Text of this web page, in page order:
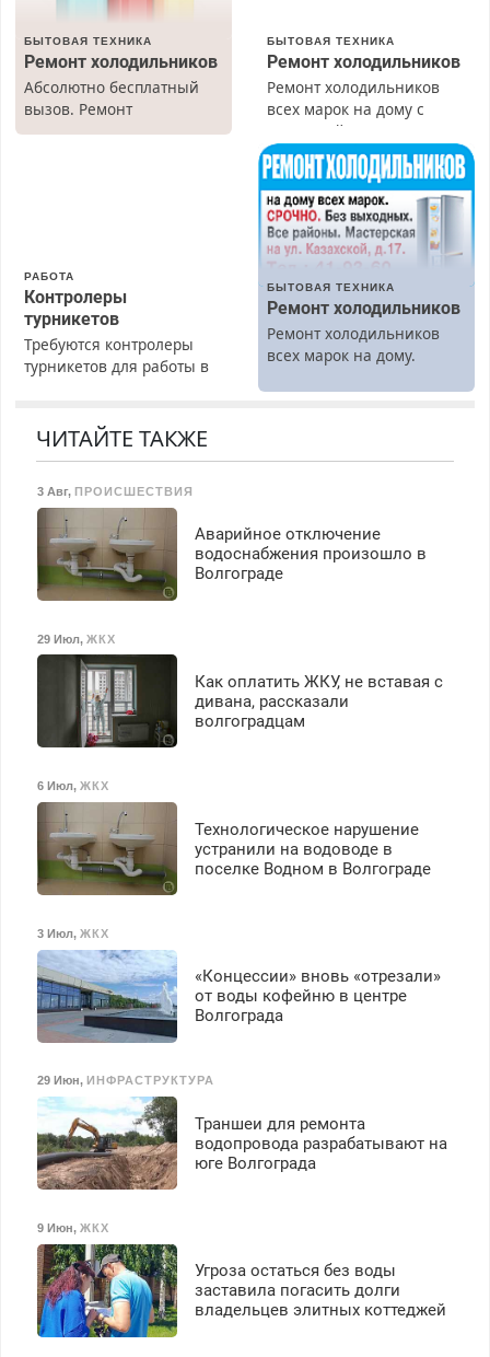
БЫТОВАЯ ТЕХНИКА
Ремонт холодильников
Абсолютно бесплатный
вызов. Ремонт
холодильников всех
БЫТОВАЯ ТЕХНИКА
Ремонт холодильников
Ремонт холодильников
всех марок на дому с
гарантией. Замена
резины. Качественно.
Недорого. Без выходных.
Все районы. Скидка.
Вызов бесплатный.
РАБОТА
Контролеры
турникетов
Требуются контролеры
турникетов для работы в
Прием по ТК РФ. График
З/п – до 96000 рублей до
вычета налогов.
Ежемесячно
выплачивается денежная
премия. Возможно
бесплатное обучение,
работа инспектором по
транспортной
безопасности с з/п до
125000 руб.
БЫТОВАЯ ТЕХНИКА
Ремонт холодильников
Ремонт холодильников
всех марок на дому.
ЧИТАЙТЕ ТАКЖЕ
3 Авг, ПРОИСШЕСТВИЯ
Аварийное отключение
водоснабжения произошло в
Волгограде
29 Июл, ЖКХ
Как оплатить ЖКУ, не вставая с
дивана, рассказали
волгоградцам
6 Июл, ЖКХ
Технологическое нарушение
устранили на водоводе в
поселке Водном в Волгограде
3 Июл, ЖКХ
«Концессии» вновь «отрезали»
от воды кофейню в центре
Волгограда
29 Июн, ИНФРАСТРУКТУРА
Траншеи для ремонта
водопровода разрабатывают на
юге Волгограда
9 Июн, ЖКХ
Угроза остаться без воды
заставила погасить долги
владельцев элитных коттеджей